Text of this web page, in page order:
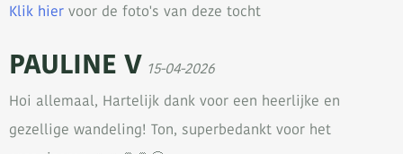
Klik hier voor de foto's van deze tocht
PAULINE V 15-04-2026
Hoi allemaal, Hartelijk dank voor een heerlijke en
gezellige wandeling! Ton, superbedankt voor het